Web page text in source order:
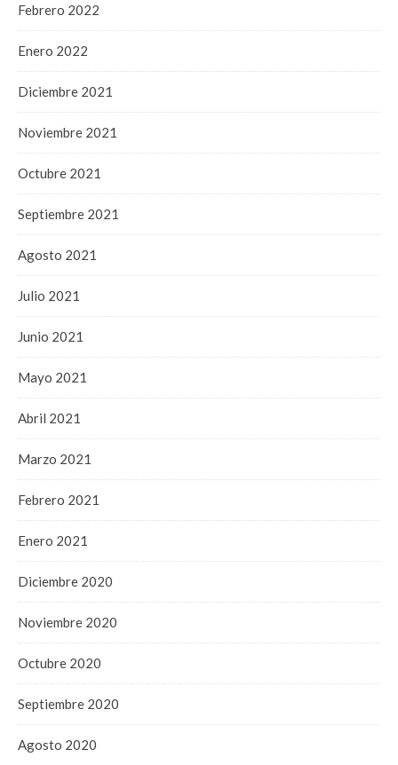
Febrero 2022
Enero 2022
Diciembre 2021
Noviembre 2021
Octubre 2021
Septiembre 2021
Agosto 2021
Julio 2021
Junio 2021
Mayo 2021
Abril 2021
Marzo 2021
Febrero 2021
Enero 2021
Diciembre 2020
Noviembre 2020
Octubre 2020
Septiembre 2020
Agosto 2020